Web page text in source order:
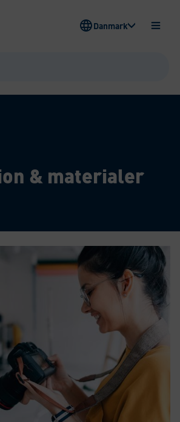
ÅBEN
Danmark
& materialer